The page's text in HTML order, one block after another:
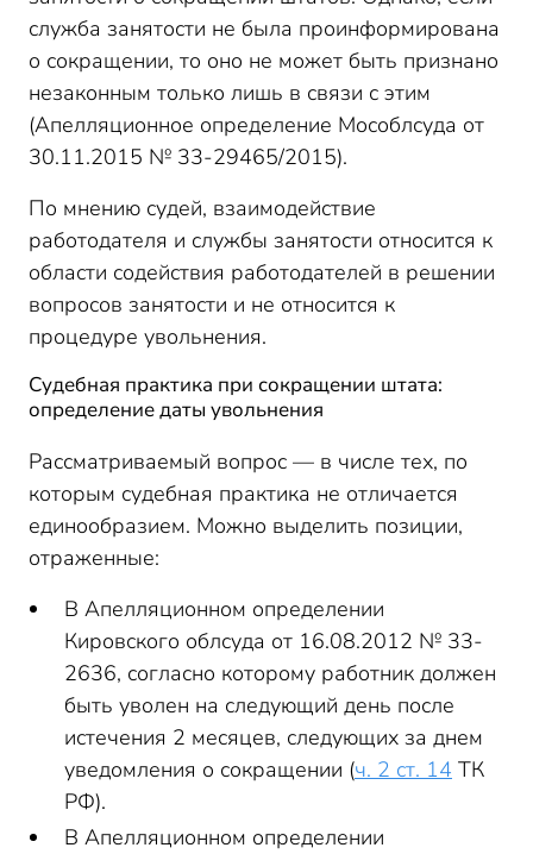
служба занятости не была проинформирована
о сокращении, то оно не может быть признано
незаконным только лишь в связи с этим
(Апелляционное определение Мособлсуда от
30.11.2015 № 33-29465/2015).
По мнению судей, взаимодействие
работодателя и службы занятости относится к
области содействия работодателей в решении
вопросов занятости и не относится к
процедуре увольнения.
Судебная практика при сокращении штата:
определение даты увольнения
Рассматриваемый вопрос — в числе тех, по
которым судебная практика не отличается
единообразием. Можно выделить позиции,
отраженные:
В Апелляционном определении
Кировского облсуда от 16.08.2012 № 33-
2636, согласно которому работник должен
быть уволен на следующий день после
истечения 2 месяцев, следующих за днем
уведомления о сокращении (ч. 2 ст. 14 ТК
РФ).
В Апелляционном определении